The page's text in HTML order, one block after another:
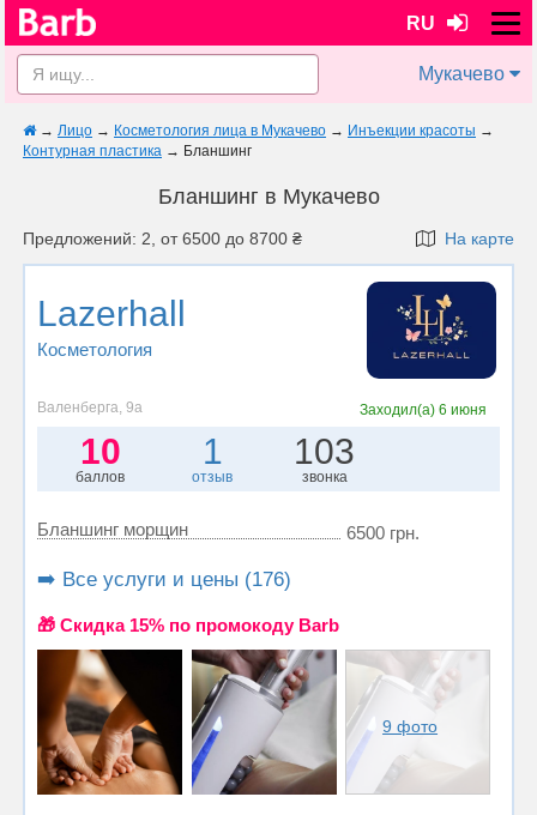
RU
Мукачево
→ Лицо → Косметология лица в Мукачево → Инъекции красоты →
Контурная пластика → Бланшинг
Бланшинг в Мукачево
Предложений: 2, от 6500 до 8700 ₴ На карте
Lazerhall
Косметология
Валенберга, 9а Заходил(а) 6 июня
10
баллов
1
отзыв
103
звонка
Бланшинг морщин 6500 грн.
➡️ Все услуги и цены (176)
🎁 Cкидка 15% по промокоду Barb
9 фото